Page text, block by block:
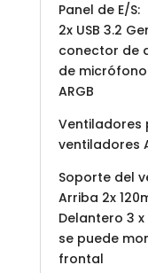
Panel de E/S:
2x USB 3.2
conector de
de
ARGB
Ventiladores
ventiladores
Soporte del
Arriba 2x
Delantero 3 x
se puede
frontal